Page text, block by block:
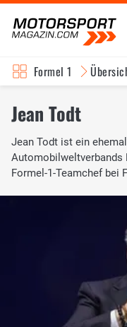
Formel 1
Jean Todt
Jean Todt ist ein
Automobilweltverbands
Formel-1-Teamchef bei